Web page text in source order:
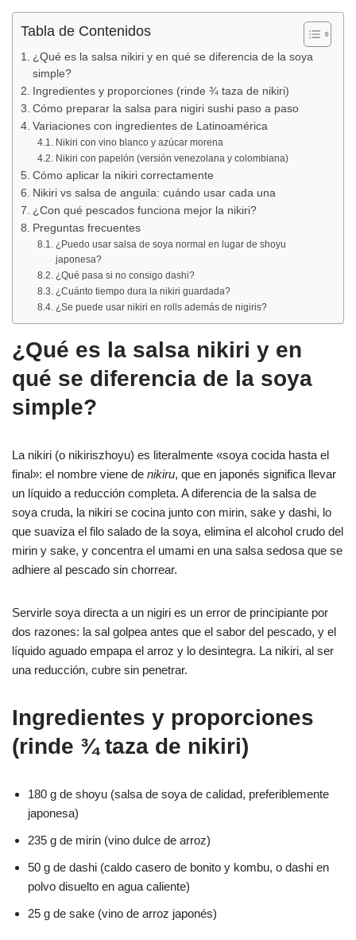
Tabla de Contenidos
¿Qué es la salsa nikiri y en qué se diferencia de la soya
simple?
Ingredientes y proporciones (rinde ¾ taza de nikiri)
Cómo preparar la salsa para nigiri sushi paso a paso
Variaciones con ingredientes de Latinoamérica
Nikiri con vino blanco y azúcar morena
Nikiri con papelón (versión venezolana y colombiana)
Cómo aplicar la nikiri correctamente
Nikiri vs salsa de anguila: cuándo usar cada una
¿Con qué pescados funciona mejor la nikiri?
Preguntas frecuentes
¿Puedo usar salsa de soya normal en lugar de shoyu
japonesa?
¿Qué pasa si no consigo dashi?
¿Cuánto tiempo dura la nikiri guardada?
¿Se puede usar nikiri en rolls además de nigiris?
¿Qué es la salsa nikiri y en
qué se diferencia de la soya
simple?
La nikiri (o nikiriszhoyu) es literalmente «soya cocida hasta el
final»: el nombre viene de nikiru, que en japonés significa llevar
un líquido a reducción completa. A diferencia de la salsa de
soya cruda, la nikiri se cocina junto con mirin, sake y dashi, lo
que suaviza el filo salado de la soya, elimina el alcohol crudo del
mirin y sake, y concentra el umami en una salsa sedosa que se
adhiere al pescado sin chorrear.
Servirle soya directa a un nigiri es un error de principiante por
dos razones: la sal golpea antes que el sabor del pescado, y el
líquido aguado empapa el arroz y lo desintegra. La nikiri, al ser
una reducción, cubre sin penetrar.
Ingredientes y proporciones
(rinde ¾ taza de nikiri)
180 g de shoyu (salsa de soya de calidad, preferiblemente
japonesa)
235 g de mirin (vino dulce de arroz)
50 g de dashi (caldo casero de bonito y kombu, o dashi en
polvo disuelto en agua caliente)
25 g de sake (vino de arroz japonés)